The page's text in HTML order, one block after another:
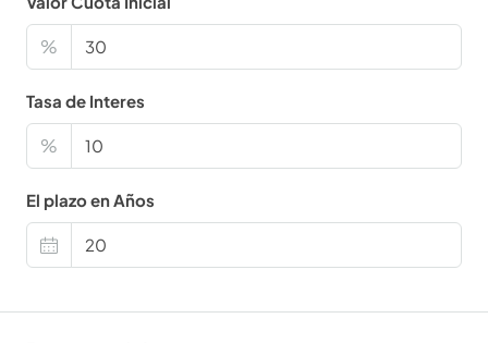
%
Tasa de Interes
%
El plazo en Años